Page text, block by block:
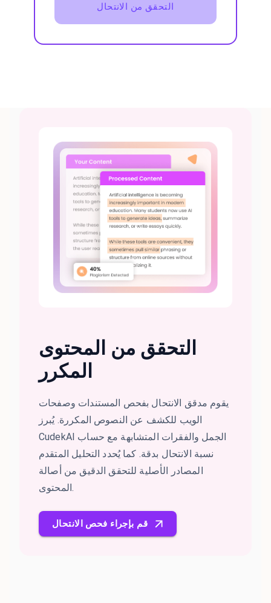
التحقق من الانتحال
التحقق من المحتوى
المكرر
يقوم مدقق الانتحال بفحص المستندات وصفحات
الويب للكشف عن النصوص المكررة. يُبرز
CudekAI الجمل والفقرات المتشابهة مع حساب
نسبة الانتحال بدقة. كما يُحدد التحليل المتقدم
المصادر الأصلية للتحقق الدقيق من أصالة
المحتوى.
قم بإجراء فحص الانتحال